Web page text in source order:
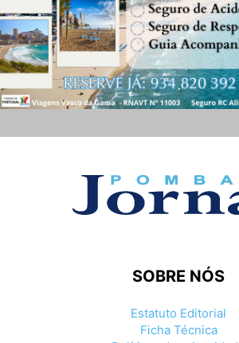
SOBRE NÓS
Estatuto Editorial
Ficha Técnica